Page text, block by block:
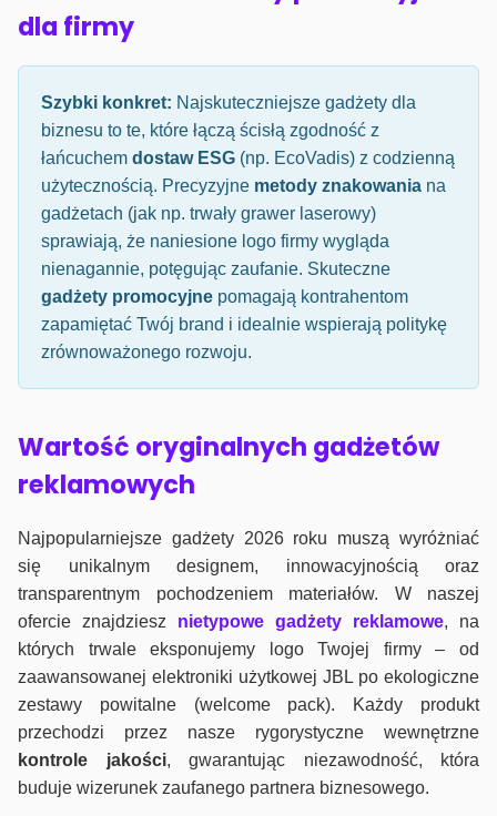
dla firmy
Szybki konkret: Najskuteczniejsze gadżety dla
biznesu to te, które łączą ścisłą zgodność z
łańcuchem dostaw ESG (np. EcoVadis) z codzienną
użytecznością. Precyzyjne metody znakowania na
gadżetach (jak np. trwały grawer laserowy)
sprawiają, że naniesione logo firmy wygląda
nienagannie, potęgując zaufanie. Skuteczne
gadżety promocyjne pomagają kontrahentom
zapamiętać Twój brand i idealnie wspierają politykę
zrównoważonego rozwoju.
Wartość oryginalnych gadżetów
reklamowych
Najpopularniejsze gadżety 2026 roku muszą wyróżniać
się unikalnym designem, innowacyjnością oraz
transparentnym pochodzeniem materiałów. W naszej
ofercie znajdziesz nietypowe gadżety reklamowe, na
których trwale eksponujemy logo Twojej firmy – od
zaawansowanej elektroniki użytkowej JBL po ekologiczne
zestawy powitalne (welcome pack). Każdy produkt
przechodzi przez nasze rygorystyczne wewnętrzne
kontrole jakości, gwarantując niezawodność, która
buduje wizerunek zaufanego partnera biznesowego.